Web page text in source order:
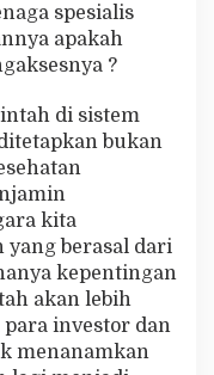
spesialis
apakah
?
di sistem
bukan
kita
yang berasal dari
kepentingan
akan lebih
investor dan
menanamkan